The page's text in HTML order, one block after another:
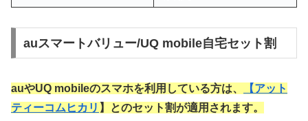
auスマートバリュー/UQ mobile自宅セット割
auやUQ mobileのスマホを利用している方は、 【アット
ティーコムヒカリ 】とのセット割が適用されます。